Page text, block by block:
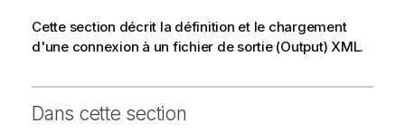
Cette section décrit la définition et le chargement
d'une connexion à un fichier de sortie (Output) XML.
Dans cette section